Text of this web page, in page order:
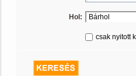
Hol:
csak nyitott